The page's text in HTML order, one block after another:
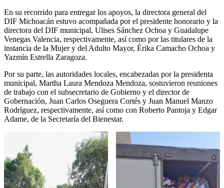
En su recorrido para entregar los apoyos, la directora general del
DIF Michoacán estuvo acompañada por el presidente honorario y la
directora del DIF municipal, Ulises Sánchez Ochoa y Guadalupe
Venegas Valencia, respectivamente, así como por las titulares de la
instancia de la Mujer y del Adulto Mayor, Érika Camacho Ochoa y
Yazmín Estrella Zaragoza.
Por su parte, las autoridades locales, encabezadas por la presidenta
municipal, Martha Laura Mendoza Mendoza, sostuvieron reuniones
de trabajo con el subsecretario de Gobierno y el director de
Gobernación, Juan Carlos Oseguera Cortés y Juan Manuel Manzo
Rodríguez, respectivamente, así como con Roberto Pantoja y Edgar
Adame, de la Secretaría del Bienestar.